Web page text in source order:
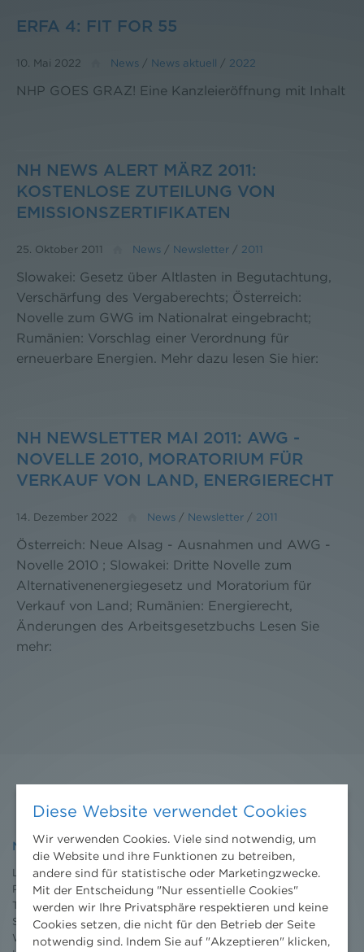
ERFA 4: FIT FOR 55
10. Mai 2022 News / News aktuell / 2022
NHP GOES GRAZ! Eine Kanzleieröffnung mit Inhalt
NH NEWS ALERT MÄRZ 2011:
KOSTENLOSE ZUTEILUNG VON
EMISSIONSZERTIFIKATEN
25. Oktober 2011 News / Newsletter / 2011
Slowakei: Gesetz über Altlasten in Begutachtung,
Verschärfung des Vergaberechts; Österreich:
Novelle zum GWG im Nationalrat eingebracht;
Rumänien: Vorschlag einer Verordnung für
erneuerbare Energien. Mehr dazu lesen Sie hier:
NH NEWSLETTER MAI 2011: AWG -
NOVELLE 2010, MORATORIUM FÜR
VERKAUF VON LAND, ENERGIERECHT
14. Dezember 2022 News / Newsletter / 2011
Österreich: Neue Alsag - Ausnahmen und AWG -
Novelle 2010 ; Slowakei: Dritte Novelle zum
Alternativenenergiegesetz und Moratorium für
Verkauf von Land; Rumänien: Energierecht,
Änderungen des Arbeitsgesetzbuchs Lesen Sie
mehr:
NHP
Leistungen
Projekte
Team
Standorte
Wissenschaft
Diese Website verwendet Cookies
Wir verwenden Cookies. Viele sind notwendig, um
die Website und ihre Funktionen zu betreiben,
andere sind für statistische oder Marketingzwecke.
Mit der Entscheidung "Nur essentielle Cookies"
werden wir Ihre Privatsphäre respektieren und keine
Cookies setzen, die nicht für den Betrieb der Seite
notwendig sind. Indem Sie auf "Akzeptieren" klicken,